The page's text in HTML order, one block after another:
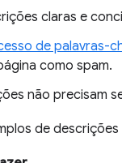
claras e
de palavras-
como spam.
não precisam
de descrições